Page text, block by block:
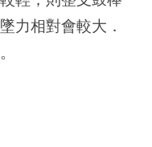
力相對會較大．